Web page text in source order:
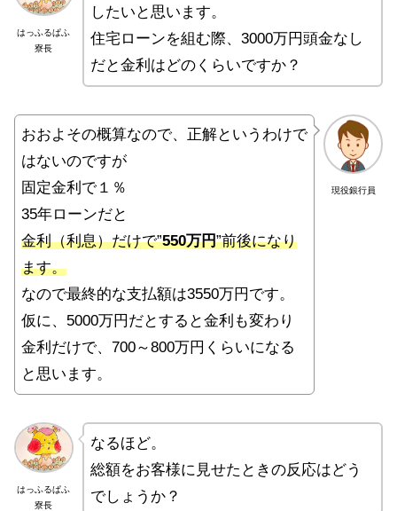
はっふるぱふ
寮長
したいと思います。
住宅ローンを組む際、3000万円頭金なし
だと金利はどのくらいですか？
現役銀行員
おおよその概算なので、正解というわけで
はないのですが
固定金利で１％
35年ローンだと
金利（利息）だけで”550万円”前後になり
ます。
なので最終的な支払額は3550万円です。
仮に、5000万円だとすると金利も変わり
金利だけで、700～800万円くらいになる
と思います。
はっふるぱふ
寮長
なるほど。
総額をお客様に見せたときの反応はどう
でしょうか？